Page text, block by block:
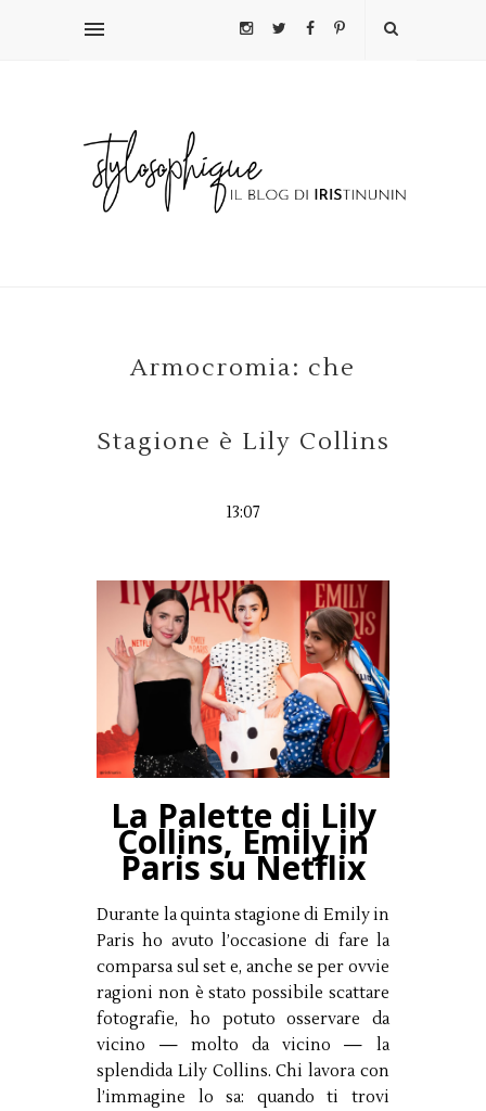
Armocromia: che
Stagione è Lily Collins
13:07
La Palette di Lily
Collins, Emily in
Paris su Netflix
Durante la quinta stagione di Emily in
Paris ho avuto l’occasione di fare la
comparsa sul set e, anche se per ovvie
ragioni non è stato possibile scattare
fotografie, ho potuto osservare da
vicino — molto da vicino — la
splendida Lily Collins. Chi lavora con
l’immagine lo sa: quando ti trovi